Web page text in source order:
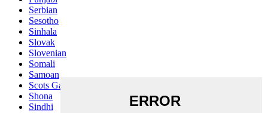
Serbian
Sesotho
Sinhala
Slovak
Slovenian
Somali
Samoan
Scots Gaelic
Shona
Sindhi